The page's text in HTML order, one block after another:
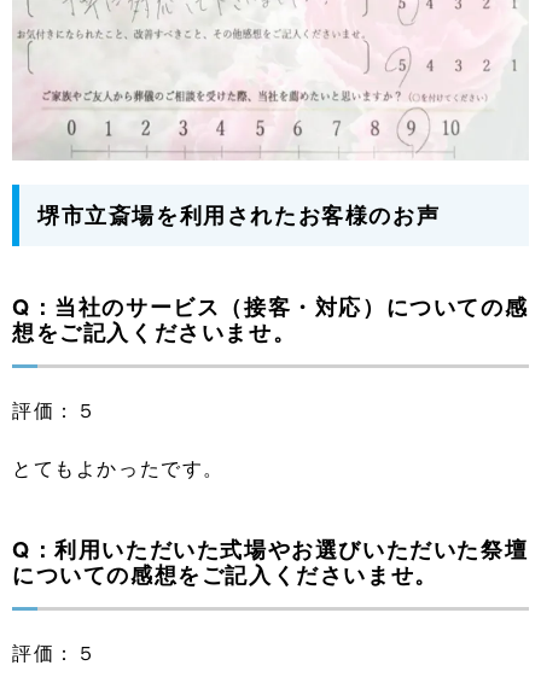
堺市立斎場を利用されたお客様のお声
Q：当社のサービス（接客・対応）についての感
想をご記入くださいませ。
評価：５
とてもよかったです。
Q：利用いただいた式場やお選びいただいた祭壇
についての感想をご記入くださいませ。
評価：５